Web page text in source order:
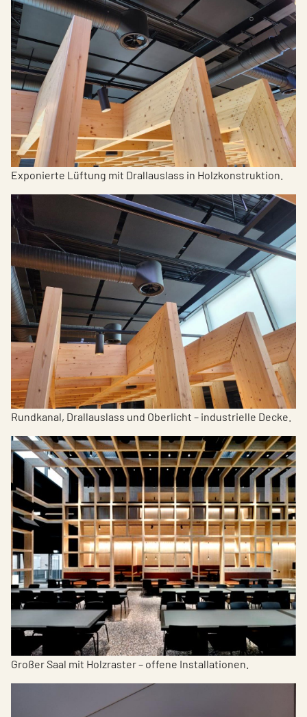
Exponierte Lüftung mit Drallauslass in Holzkonstruktion.
Rundkanal, Drallauslass und Oberlicht – industrielle Decke.
Großer Saal mit Holzraster – offene Installationen.